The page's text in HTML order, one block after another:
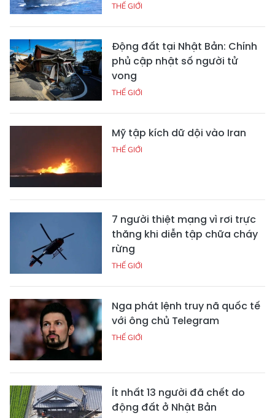
THẾ GIỚI
Động đất tại Nhật Bản: Chính
phủ cập nhật số người tử
vong
THẾ GIỚI
Mỹ tập kích dữ dội vào Iran
THẾ GIỚI
7 người thiệt mạng vì rơi trực
thăng khi diễn tập chữa cháy
rừng
THẾ GIỚI
Nga phát lệnh truy nã quốc tế
với ông chủ Telegram
THẾ GIỚI
Ít nhất 13 người đã chết do
động đất ở Nhật Bản